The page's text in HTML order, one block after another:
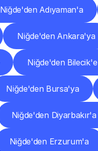
Niğde'den Adıyaman'a
Niğde'den Ankara'ya
Niğde'den Bilecik'e
Niğde'den Bursa'ya
Niğde'den Diyarbakır'a
Niğde'den Erzurum'a